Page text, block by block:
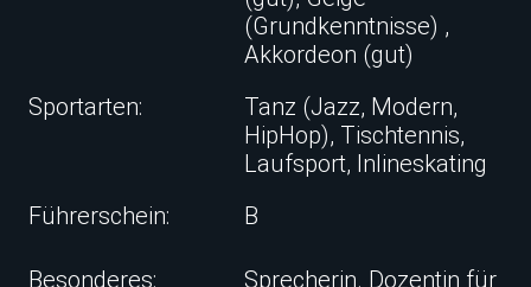
(Grundkenntnisse) ,
Akkordeon (gut)
Sportarten:
Tanz (Jazz, Modern,
HipHop), Tischtennis,
Laufsport, Inlineskating
Führerschein:
B
Besonderes:
Sprecherin. Dozentin für